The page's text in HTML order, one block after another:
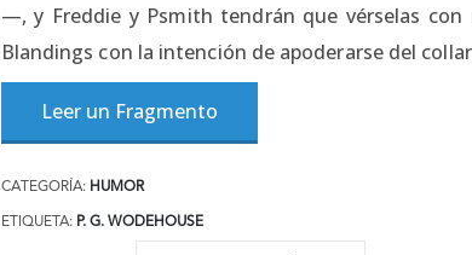
—, y Freddie y Psmith tendrán que vérselas
Blandings con la intención de apoderarse del
Leer un Fragmento
CATEGORÍA: HUMOR
ETIQUETA: P. G. WODEHOUSE